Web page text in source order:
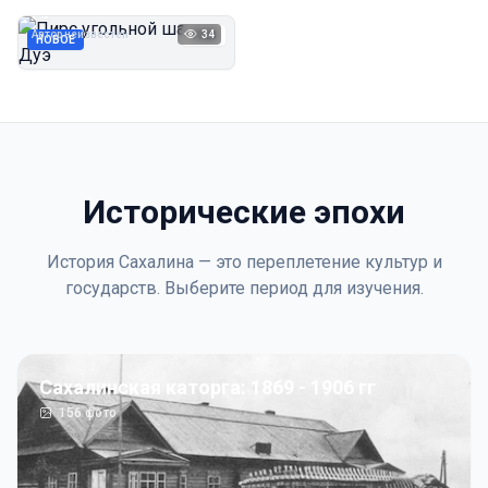
НОВОЕ 1923
Автор неизвестен 34
Исторические эпохи
История Сахалина — это переплетение культур и
государств. Выберите период для изучения.
Сахалинская каторга: 1869 - 1906 гг
156фото